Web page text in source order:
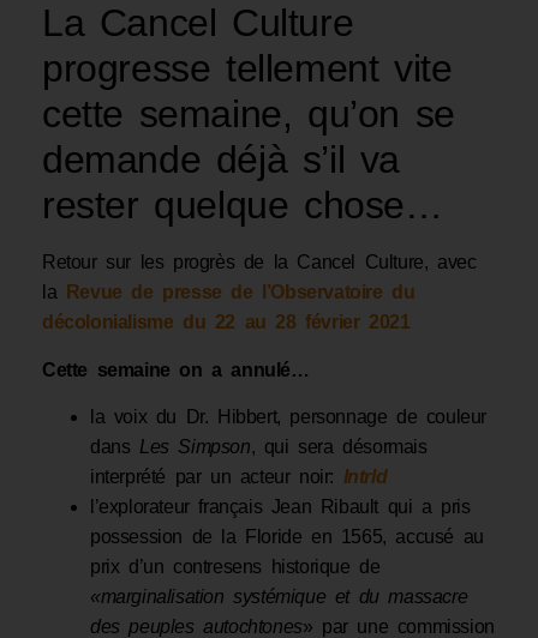
La Cancel Culture
progresse tellement vite
cette semaine, qu’on se
demande déjà s’il va
rester quelque chose…
Retour sur les progrès de la Cancel Culture, avec
la
Revue de presse de l’Observatoire du
décolonialisme du 22 au 28 février 2021
Cette semaine on a annulé…
la voix du Dr. Hibbert, personnage de couleur
dans Les Simpson, qui sera désormais
interprété par un acteur noir: Intrld
l’explorateur français Jean Ribault qui a pris
possession de la Floride en 1565, accusé au
prix d’un contresens historique de
«marginalisation systémique et du massacre
des peuples autochtones» par une commission